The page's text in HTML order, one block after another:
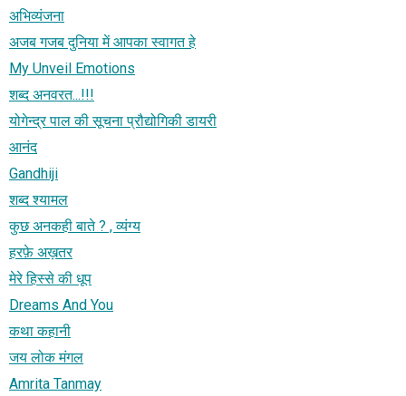
अभिव्यंजना
अजब गजब दुनिया में आपका स्वागत हे
My Unveil Emotions
शब्द अनवरत...!!!
योगेन्द्र पाल की सूचना प्रौद्योगिकी डायरी
आनंद
Gandhiji
शब्‍द श्‍यामल
कुछ अनकही बाते ? , व्यंग्य
हरफ़े अख़तर
मेरे हिस्से की धूप
Dreams And You
कथा कहानी
जय लोक मंगल
Amrita Tanmay